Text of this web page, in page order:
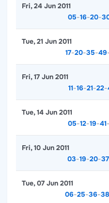
05-16-20-
Fri, 24 Jun 2011
17-20-35-49
Tue, 21 Jun 2011
11-16-21-22-
Fri, 17 Jun 2011
05-12-19-41-
Tue, 14 Jun 2011
03-19-20-37
Fri, 10 Jun 2011
06-25-36-38
Tue, 07 Jun 2011